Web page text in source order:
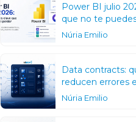
Power BI julio
que no te
Núria Emilio
Data contracts:
reducen errores
Núria Emilio